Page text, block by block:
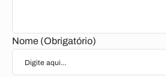
Nome (Obrigatório)